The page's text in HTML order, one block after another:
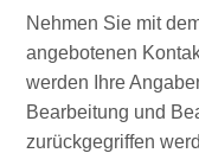
Nehmen Sie mit
angebotenen
werden Ihre
Bearbeitung und
zurückgegriffen